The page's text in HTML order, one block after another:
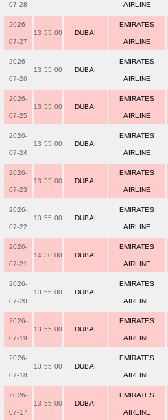
07-28 AIRLINE
2026-
07-27
13:55:00 DUBAI
EMIRATES
AIRLINE
2026-
07-26
13:55:00 DUBAI
EMIRATES
AIRLINE
2026-
07-25
13:55:00 DUBAI
EMIRATES
AIRLINE
2026-
07-24
13:55:00 DUBAI
EMIRATES
AIRLINE
2026-
07-23
13:55:00 DUBAI
EMIRATES
AIRLINE
2026-
07-22
13:55:00 DUBAI
EMIRATES
AIRLINE
2026-
07-21
14:30:00 DUBAI
EMIRATES
AIRLINE
2026-
07-20
13:55:00 DUBAI
EMIRATES
AIRLINE
2026-
07-19
13:55:00 DUBAI
EMIRATES
AIRLINE
2026-
07-18
13:55:00 DUBAI
EMIRATES
AIRLINE
2026-
07-17
13:55:00 DUBAI
EMIRATES
AIRLINE